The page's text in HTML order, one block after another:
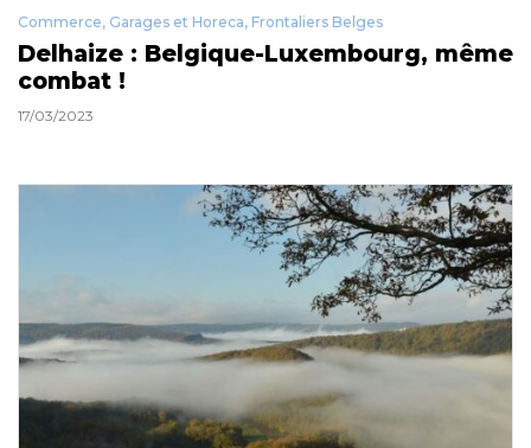
Commerce, Garages et Horeca, Frontaliers Belges
Delhaize : Belgique-Luxembourg, même
combat !
17/03/2023